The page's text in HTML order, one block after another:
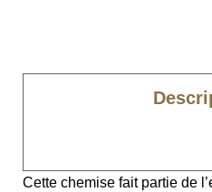
Cette chemise fait partie de